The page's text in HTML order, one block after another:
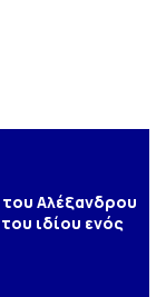
Αλέξανδρου
ιδίου ενός